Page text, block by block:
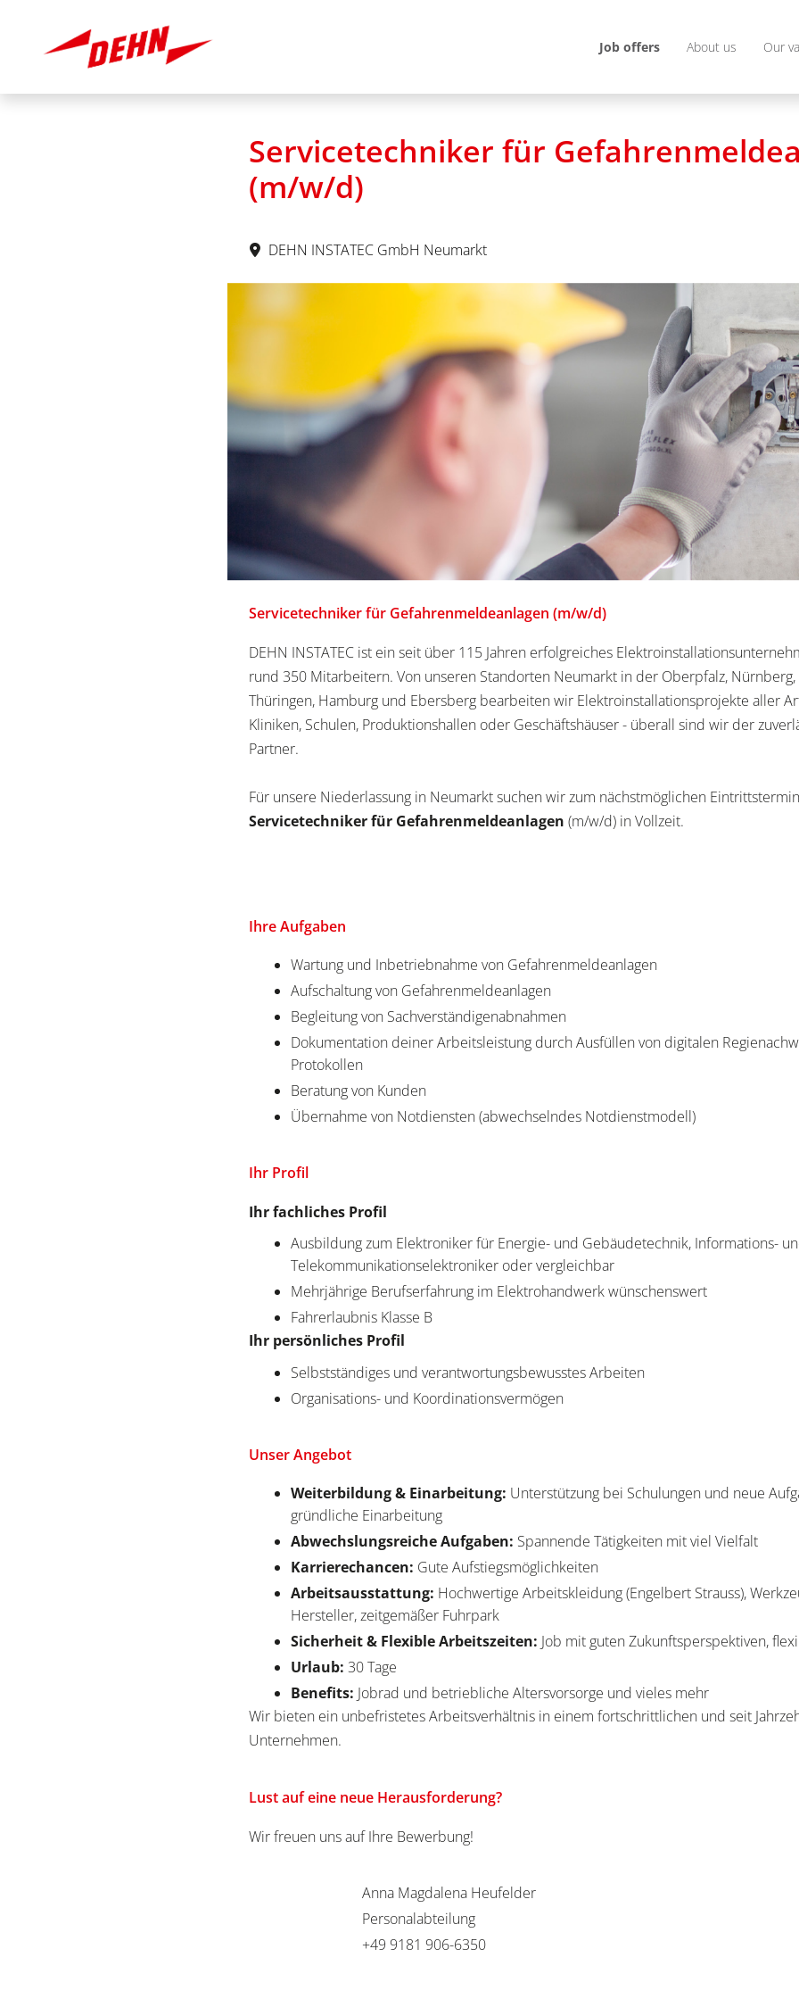
Job offers About us Our
Servicetechniker für
(m/w/d)
DEHN INSTATEC GmbH Neumarkt
Servicetechniker für Gefahrenmeldeanlagen (m/w/d)
DEHN INSTATEC ist ein seit über 115 Jahren erfolgreiches
rund 350 Mitarbeitern. Von unseren Standorten Neumarkt in der Oberpfalz,
Thüringen, Hamburg und Ebersberg bearbeiten wir Elektroinstallationsprojekte aller
Kliniken, Schulen, Produktionshallen oder Geschäftshäuser - überall sind wir der
Partner.
Für unsere Niederlassung in Neumarkt suchen wir zum nächstmöglichen
Servicetechniker für Gefahrenmeldeanlagen (m/w/d) in Vollzeit.
Ihre Aufgaben
Wartung und Inbetriebnahme von Gefahrenmeldeanlagen
Aufschaltung von Gefahrenmeldeanlagen
Begleitung von Sachverständigenabnahmen
Dokumentation deiner Arbeitsleistung durch Ausfüllen von digitalen
Protokollen
Beratung von Kunden
Übernahme von Notdiensten (abwechselndes Notdienstmodell)
Ihr Profil
Ihr fachliches Profil
Ausbildung zum Elektroniker für Energie- und Gebäudetechnik, Informations-
Telekommunikationselektroniker oder vergleichbar
Mehrjährige Berufserfahrung im Elektrohandwerk wünschenswert
Fahrerlaubnis Klasse B
Ihr persönliches Profil
Selbstständiges und verantwortungsbewusstes Arbeiten
Organisations- und Koordinationsvermögen
Unser Angebot
Weiterbildung & Einarbeitung: Unterstützung bei Schulungen und neue
gründliche Einarbeitung
Abwechslungsreiche Aufgaben: Spannende Tätigkeiten mit viel Vielfalt
Karrierechancen: Gute Aufstiegsmöglichkeiten
Arbeitsausstattung: Hochwertige Arbeitskleidung (Engelbert Strauss),
Hersteller, zeitgemäßer Fuhrpark
Sicherheit & Flexible Arbeitszeiten: Job mit guten Zukunftsperspektiven,
Urlaub: 30 Tage
Benefits: Jobrad und betriebliche Altersvorsorge und vieles mehr
Wir bieten ein unbefristetes Arbeitsverhältnis in einem fortschrittlichen und seit
Unternehmen.
Lust auf eine neue Herausforderung?
Wir freuen uns auf Ihre Bewerbung!
Anna Magdalena Heufelder
Personalabteilung
+49 9181 906-6350